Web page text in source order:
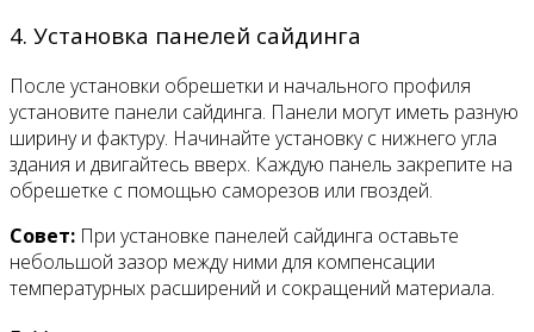
4. Установка панелей сайдинга
После установки обрешетки и начального профиля
установите панели сайдинга. Панели могут иметь разную
ширину и фактуру. Начинайте установку с нижнего угла
здания и двигайтесь вверх. Каждую панель закрепите на
обрешетке с помощью саморезов или гвоздей.
Совет: При установке панелей сайдинга оставьте
небольшой зазор между ними для компенсации
температурных расширений и сокращений материала.